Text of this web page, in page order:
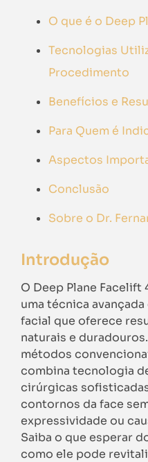
O que é o Deep
Tecnologias
Procedimento
Benefícios e
Para Quem é
Aspectos
Conclusão
Sobre o Dr.
Introdução
O Deep Plane Facelift
uma técnica
facial que oferece
naturais e
métodos
combina tecnologia
cirúrgicas
contornos da face
expressividade ou
Saiba o que esperar
como ele pode